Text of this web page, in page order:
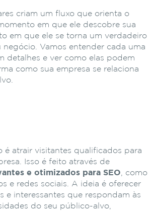
criam um fluxo que orienta o
em que ele descobre sua
em que ele se torna um verdadeiro
Vamos entender cada uma
detalhes e ver como elas podem
como sua empresa se relaciona
é atrair visitantes qualificados para
Isso é feito através de
e otimizados para SEO , como
e redes sociais. A ideia é oferecer
e interessantes que respondam às
do seu público-alvo,